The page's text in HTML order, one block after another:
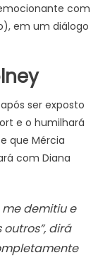
com
em um diálogo
ser exposto
e o humilhará
que Mércia
com Diana
me demitiu e
, dirá